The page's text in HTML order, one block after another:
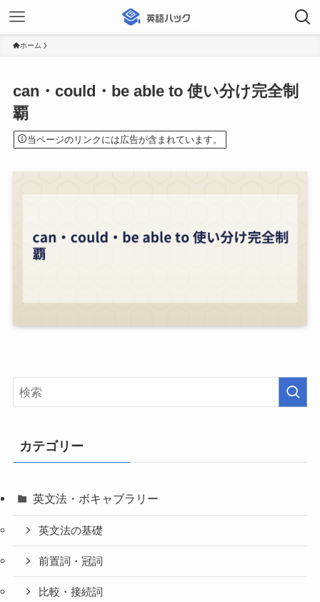
ホーム
can・could・be able to 使い分け完全制
覇
当ページのリンクには広告が含まれています。
カテゴリー
英文法・ボキャブラリー
英文法の基礎
前置詞・冠詞
比較・接続詞